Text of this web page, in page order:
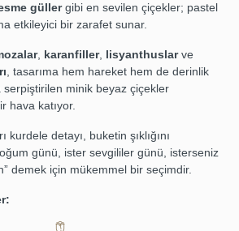
güllergibi en sevilen çiçekler; pastel
etkileyici bir zarafet sunar.
, karanfiller, lisyanthuslarve
, tasarıma hem hareket hem de derinlik
serpiştirilen minik beyaz çiçekler
hava katıyor.
kurdele detayı, buketin şıklığını
günü, ister sevgililer günü, isterseniz
demek için mükemmel bir seçimdir.